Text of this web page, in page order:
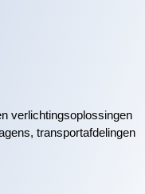
verlichtingsoplossingen
transportafdelingen